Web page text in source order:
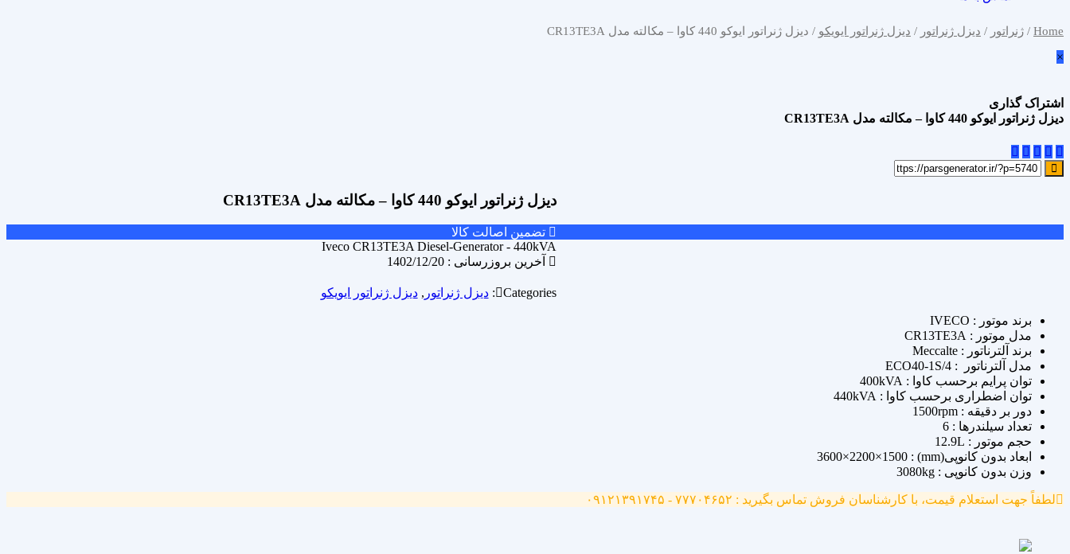
Home
/ ژنراتور / دیزل ژنراتور / دیزل ژنراتور ایویکو / دیزل ژنراتور ایوکو 440 کاوا – مکالته مدل CR13TE3A
×
اشتراک گذاری
دیزل ژنراتور ایوکو 440 کاوا – مکالته مدل CR13TE3A
مقایسه محصول
Compare
دیزل ژنراتور ایوکو 440 کاوا – مکالته مدل CR13TE3A
تضمین اصالت کالا
Iveco CR13TE3A Diesel-Generator - 440kVA
آخرین بروزرسانی : 1402/12/20
Categories: دیزل ژنراتور ,دیزل ژنراتور ایویکو
برند موتور : IVECO
مدل موتور : CR13TE3A
برند آلترناتور : Meccalte
مدل آلترناتور : ECO40-1S/4
توان پرایم برحسب کاوا : 400kVA
توان اضطراری برحسب کاوا : 440kVA
دور بر دقیقه : 1500rpm
تعداد سیلندرها : 6
حجم موتور : 12.9L
ابعاد بدون کانوپی(mm) : 3600×2200×1500
وزن بدون کانوپی : 3080kg
لطفاً جهت استعلام قیمت، با کارشناسان فروش تماس بگیرید : ۷۷۷۰۴۶۵۲ - ۰۹۱۲۱۳۹۱۷۴۵